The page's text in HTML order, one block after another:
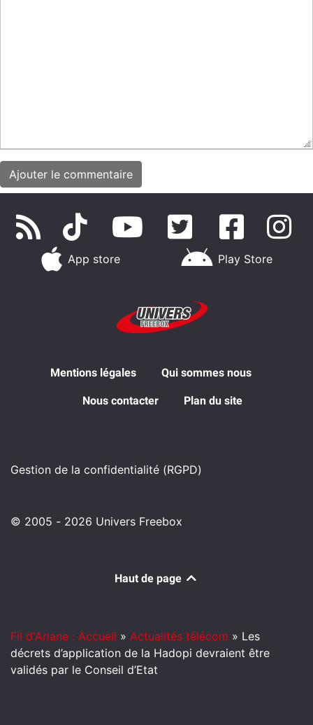
App store Play Store
Mentions légales Qui sommes nous
Nous contacter Plan du site
Gestion de la confidentialité (RGPD)
© 2005 - 2026 Univers Freebox
Haut de page
Fil d'Ariane : Accueil » Actualités télécom » Les
décrets d’application de la Hadopi devraient être
validés par le Conseil d’Etat